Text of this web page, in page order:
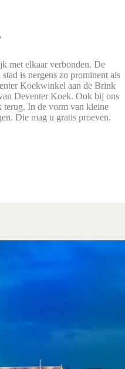
met elkaar verbonden. De
is nergens zo prominent als
Koekwinkel aan de Brink
Deventer Koek. Ook bij ons
In de vorm van kleine
Die mag u gratis proeven.